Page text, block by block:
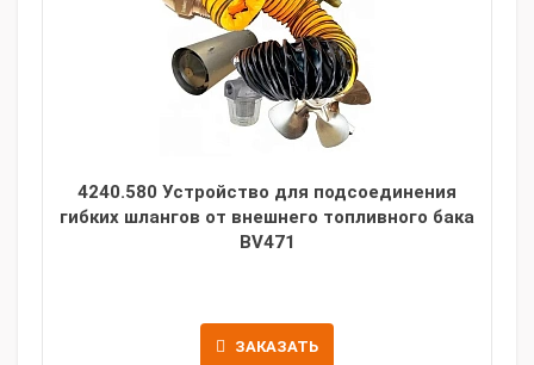
4240.580 Устройство для подсоединения
гибких шлангов от внешнего топливного бака
BV471
ЗАКАЗАТЬ